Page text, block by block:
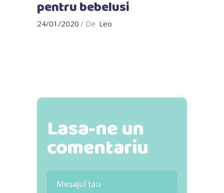
pentru bebelusi
24/01/2020 De Leo
Lasa-ne un
comentariu